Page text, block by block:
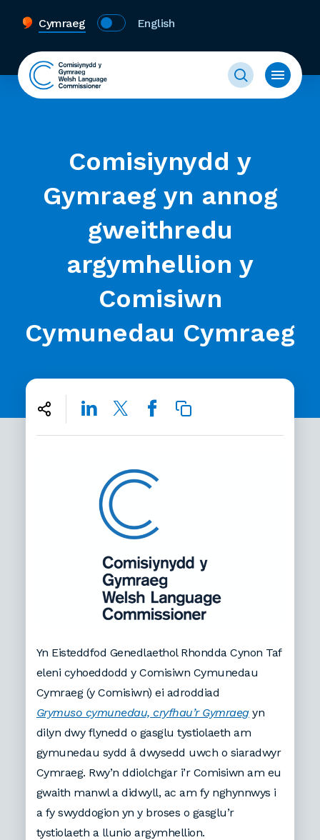
Cymraeg English
Comisiynydd y
Gymraeg yn annog
gweithredu
argymhellion y
Comisiwn
Cymunedau Cymraeg
Yn Eisteddfod Genedlaethol Rhondda Cynon Taf
eleni cyhoeddodd y Comisiwn Cymunedau
Cymraeg (y Comisiwn) ei adroddiad
Grymuso cymunedau, cryfhau’r Gymraeg yn
dilyn dwy flynedd o gasglu tystiolaeth am
gymunedau sydd â dwysedd uwch o siaradwyr
Cymraeg. Rwy’n ddiolchgar i’r Comisiwn am eu
gwaith manwl a didwyll, ac am fy nghynnwys i
a fy swyddogion yn y broses o gasglu’r
tystiolaeth a llunio argymhellion.